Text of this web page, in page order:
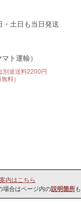
使って簡単に会員登録＆ログインする
土日も当日発送
ト運輸）
別途送料2200円
料）
内はこちら
場合はページ内の説明箇所